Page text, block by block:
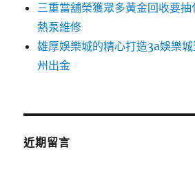
三重當舖榮獲眾多黃金回收要
熱泵維修
雄厚娛樂城的精心打造3a娛樂
州出金
近期留言